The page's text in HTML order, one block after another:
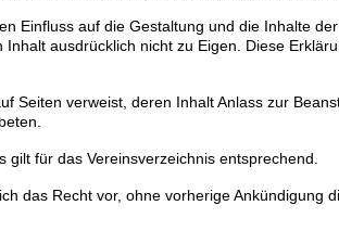
Einfluss auf die Gestaltung und die Inhalte
ausdrücklich nicht zu Eigen. Diese
Seiten verweist, deren Inhalt Anlass zur
für das Vereinsverzeichnis entsprechend.
das Recht vor, ohne vorherige